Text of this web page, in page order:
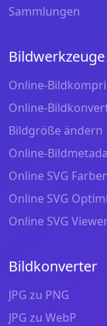
Sammlungen
Bildwerkzeuge
Online-
Online-
Bildgröße ändern
Online-
Online SVG
Online SVG
Online SVG
Bildkonverter
JPG zu PNG
JPG zu WebP